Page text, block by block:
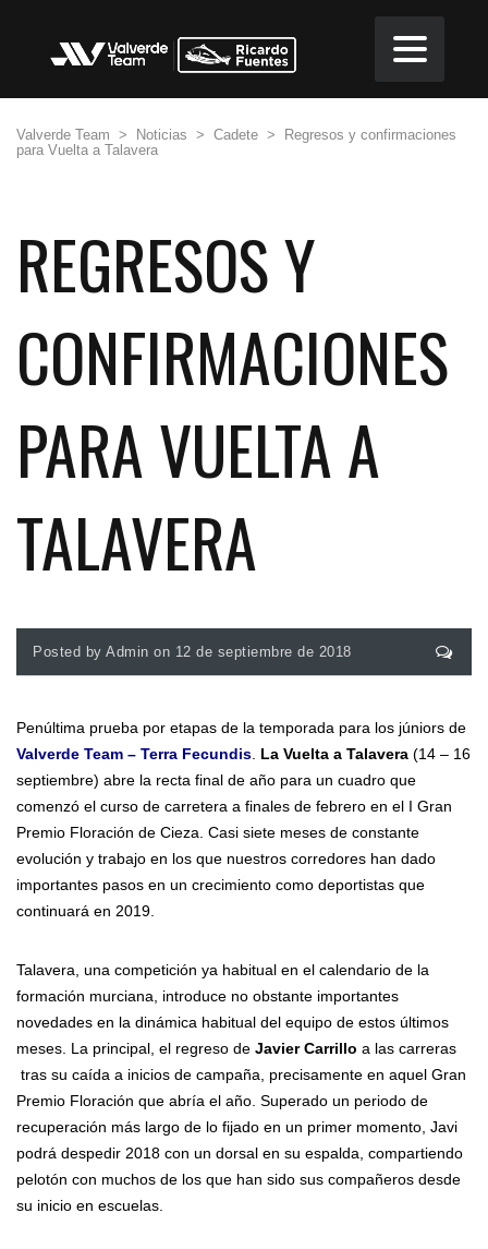
Valverde Team > Noticias > Cadete >
Regresos y confirmaciones
para Vuelta a Talavera
REGRESOS Y
CONFIRMACIONES
PARA VUELTA A
TALAVERA
Posted by Admin on 12 de septiembre de 2018
Penúltima prueba por etapas de la temporada para los júniors de
Valverde Team – Terra Fecundis La Vuelta a Talavera (14 – 16
septiembre) abre la recta final de año para un cuadro que
comenzó el curso de carretera a finales de febrero en el I Gran
Premio Floración de Cieza. Casi siete meses de constante
evolución y trabajo en los que nuestros corredores han dado
importantes pasos en un crecimiento como deportistas que
continuará en 2019.
Talavera, una competición ya habitual en el calendario de la
formación murciana, introduce no obstante importantes
novedades en la dinámica habitual del equipo de estos últimos
meses. La principal, el regreso de Javier Carrillo a las carreras
tras su caída a inicios de campaña, precisamente en aquel Gran
Premio Floración que abría el año. Superado un periodo de
recuperación más largo de lo fijado en un primer momento, Javi
podrá despedir 2018 con un dorsal en su espalda, compartiendo
pelotón con muchos de los que han sido sus compañeros desde
su inicio en escuelas.